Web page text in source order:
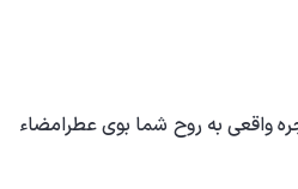
واقعی به روح شما بوی عطرامضاء